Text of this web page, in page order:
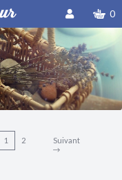
0
1 2 Suivant